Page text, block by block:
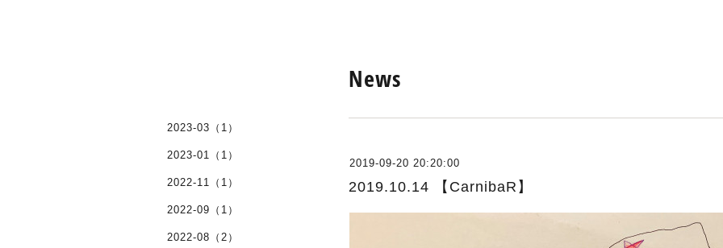
News
2019-09-20 20:20:00
2019.10.14 【CarnibaR】
2023-03（1）
2023-01（1）
2022-11（1）
2022-09（1）
2022-08（2）